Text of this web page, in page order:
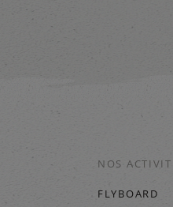
NOS
FLYBOARD